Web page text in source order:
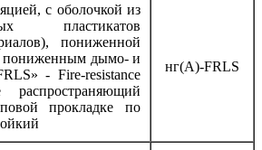
с оболочкой из
пластикатов
пониженной
пониженным дымо- и
- Fire-resistance
прокладке по
нг(А)-FRLS